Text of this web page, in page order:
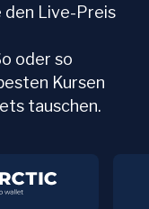
den Live-Preis
oder so
Kursen
tauschen.